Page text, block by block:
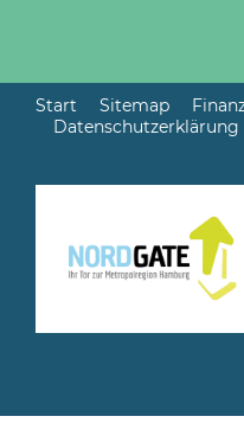
Start Sitemap
Datenschutzerklärung